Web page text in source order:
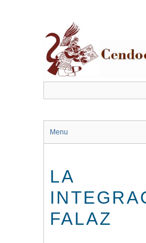
Menu
LA
FALAZ